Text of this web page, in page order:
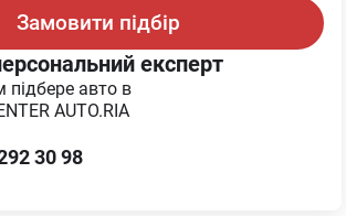
Замовити підбір
експерт
підбере авто в
AUTO.RIA
30 98